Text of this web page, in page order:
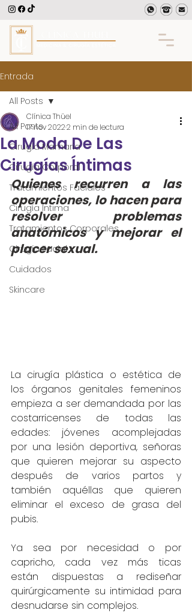
Entrada
All Posts
Cirugía Mamaria
Cirugía Corporal
Tratamientos Faciales
Cirugía Intima
Tratamientos Corporales
Cirugía Facial
Cuidados
Skincare
All Posts
La Moda De Las
Cirugías Íntimas
Clínica Thüel
17 nov 20222 min de lectura
Quienes recurren a las
operaciones, lo hacen para
resolver problemas
anatómicos y mejorar el
placer sexual.
La cirugía plástica o estética de
los órganos genitales femeninos
empieza a ser demandada por las
costarricenses de todas las
edades: jóvenes acomplejadas
por una lesión deportiva, señoras
que quieren mejorar su aspecto
después de varios partos y
también aquéllas que quieren
eliminar el exceso de grasa del
pubis.
Ya sea por necesidad o por
capricho, cada vez más ticas
están dispuestas a rediseñar
quirúrgicamente su intimidad para
desnudarse sin complejos.